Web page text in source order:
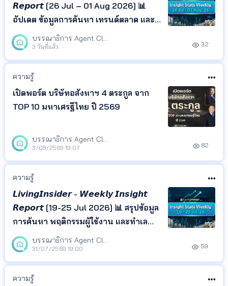
𝙍𝙚𝙥𝙤𝙧𝙩 [26 Jul – 01 Aug 2026] 📊
อัปเดต ข้อมูลการค้นหา เทรนด์ตลาด และ
ทำเลยอดนิยม จาก LivingInsider พร้อม
Insight ที่ช่วยให้คุณเข้าใจพฤติกรรมผู้
ค้นหา และติดตามทิศทางตลาด
อสังหาริมทรัพย์ได้ในที่เดียว
บรรณาธิการ Agent Club
3 วันที่แล้ว 32
ความรู้
เปิดพอร์ต บริษัทอสังหาฯ 4 ตระกูล จาก
TOP 10 มหาเศรฐีไทย ปี 2569
บรรณาธิการ Agent Club
3/08/2569 19:07 82
ความรู้
𝙇𝙞𝙫𝙞𝙣𝙜𝙄𝙣𝙨𝙞𝙙𝙚𝙧 - 𝙒𝙚𝙚𝙠𝙡𝙮 𝙄𝙣𝙨𝙞𝙜𝙝𝙩
𝙍𝙚𝙥𝙤𝙧𝙩 [19-25 Jul 2026] 📊 สรุปข้อมูล
การค้นหา พฤติกรรมผู้ใช้งาน และทำเล
ยอดนิยม จาก LivingInsider พร้อม
Insight ที่สะท้อนความสนใจของผู้ค้นหา
เพื่อช่วยให้เจ้าของอสังหาฯ เอเจนต์ และ
นักลงทุน ติดตามทิศทางตลาด และนำ
บรรณาธิการ Agent Club
31/07/2569 19:00 59
ความรู้